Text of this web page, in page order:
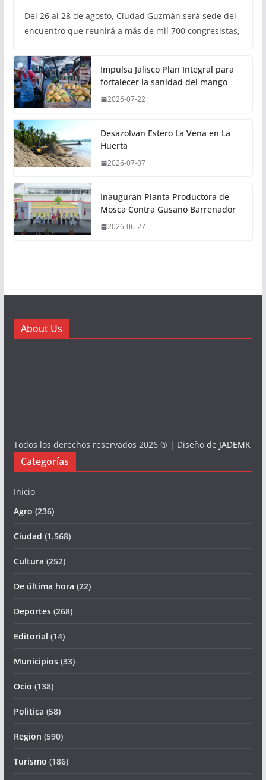
Del 26 al 28 de agosto, Ciudad Guzmán será sede del
encuentro que reunirá a más de mil 700 congresistas,
Impulsa Jalisco Plan Integral para
fortalecer la sanidad del mango
2026-07-22
Desazolvan Estero La Vena en La
Huerta
2026-07-07
Inauguran Planta Productora de
Mosca Contra Gusano Barrenador
2026-06-27
About Us
Todos los derechos reservados 2026 ® | Diseño de JADEMK
Categorías
Inicio
Agro (236)
Ciudad (1.568)
Cultura (252)
De última hora (22)
Deportes(268)
Editorial (14)
Municipios(33)
Ocio (138)
Politica (58)
Region (590)
Turismo (186)